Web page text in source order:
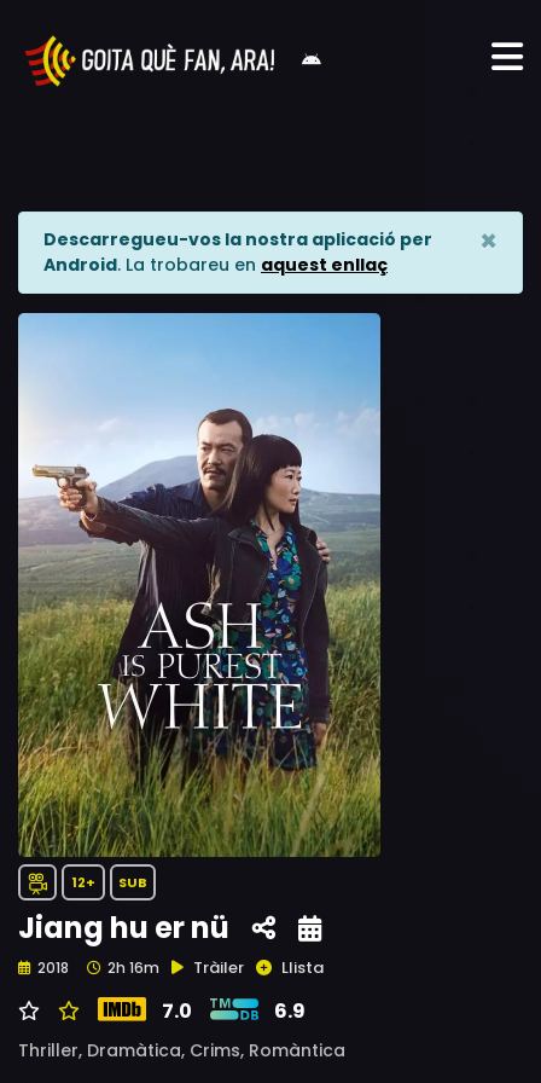
Descarregueu-vos la nostra aplicació per
Android. La trobareu en aquest enllaç
×
12+ SUB
Jiang hu er nü
2018 2h 16m Tràiler Llista
7.0 6.9
Thriller, Dramàtica, Crims, Romàntica